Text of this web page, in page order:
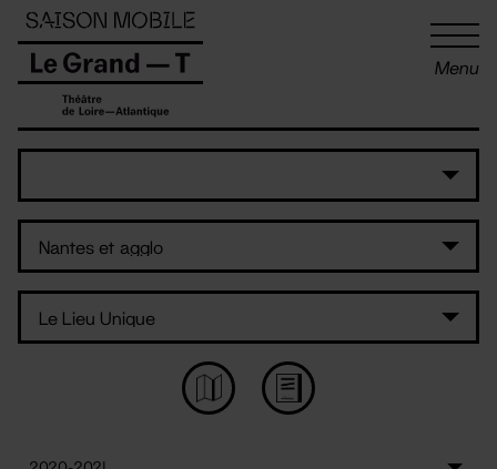
Menu
Panneau de gestion des cookies